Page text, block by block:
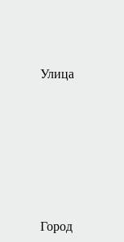
Улица
Город